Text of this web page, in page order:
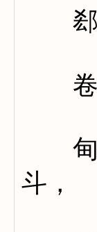
郄
卷
甸外
斗，